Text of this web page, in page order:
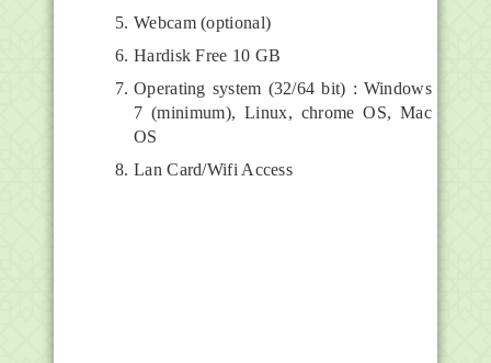
Webcam (optional)
Hardisk Free 10 GB
Operating system (32/64 bit) : Windows
7 (minimum), Linux, chrome OS, Mac
OS
Lan Card/Wifi Access